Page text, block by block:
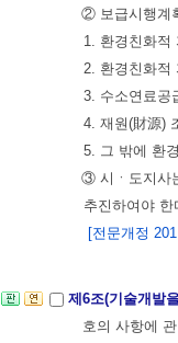
② 보급시행계
1. 환경친화적
2. 환경친화적
3. 수소연료공
4. 재원(財源)
5. 그 밖에 환
③ 시ㆍ도지사
추진하여야 한
[전문개정
제6조(기술개발
호의 사항에